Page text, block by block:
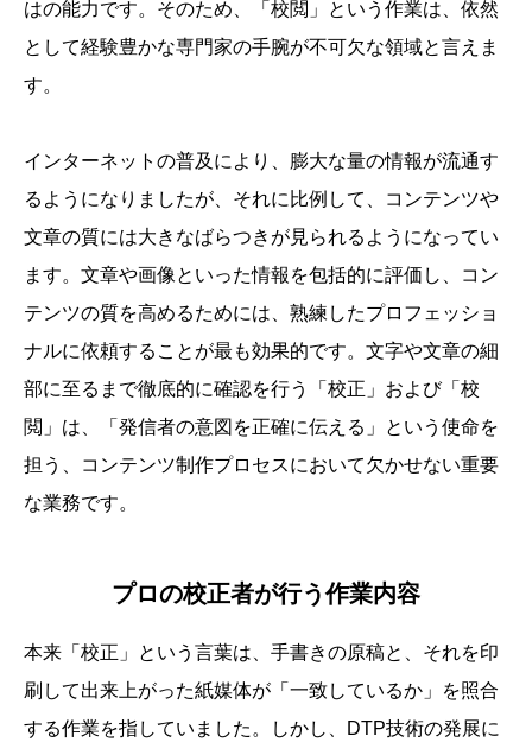
はの能力です。そのため、「校閲」という作業は、依然
として経験豊かな専門家の手腕が不可欠な領域と言えま
す。
インターネットの普及により、膨大な量の情報が流通す
るようになりましたが、それに比例して、コンテンツや
文章の質には大きなばらつきが見られるようになってい
ます。文章や画像といった情報を包括的に評価し、コン
テンツの質を高めるためには、熟練したプロフェッショ
ナルに依頼することが最も効果的です。文字や文章の細
部に至るまで徹底的に確認を行う「校正」および「校
閲」は、「発信者の意図を正確に伝える」という使命を
担う、コンテンツ制作プロセスにおいて欠かせない重要
な業務です。
プロの校正者が行う作業内容
本来「校正」という言葉は、手書きの原稿と、それを印
刷して出来上がった紙媒体が「一致しているか」を照合
する作業を指していました。しかし、DTP技術の発展に